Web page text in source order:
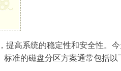
提高系统的稳定性和安全性。
准的磁盘分区方案通常包括以